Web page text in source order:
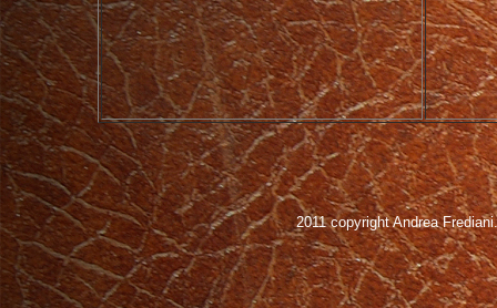
2011 copyright Andrea